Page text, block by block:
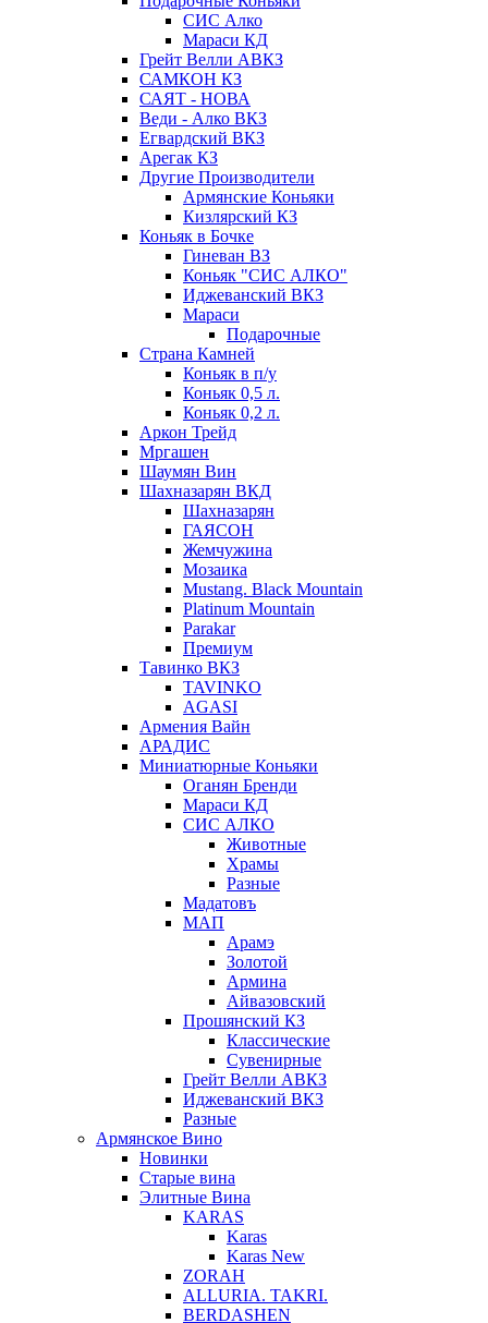
СИС Алко
Мараси КД
Грейт Велли АВКЗ
САМКОН КЗ
САЯТ - НОВА
Веди - Алко ВКЗ
Егвардский ВКЗ
Арегак КЗ
Другие Производители
Армянские Коньяки
Кизлярский КЗ
Коньяк в Бочке
Гиневан ВЗ
Коньяк "СИС АЛКО"
Иджеванский ВКЗ
Мараси
Подарочные
Страна Камней
Коньяк в п/у
Коньяк 0,5 л.
Коньяк 0,2 л.
Аркон Трейд
Мргашен
Шаумян Вин
Шахназарян ВКД
Шахназарян
ГАЯСОН
Жемчужина
Мозаика
Mustang. Black Mountain
Platinum Mountain
Parakar
Премиум
Тавинко ВКЗ
TAVINKO
AGASI
Армения Вайн
АРАДИС
Миниатюрные Коньяки
Оганян Бренди
Мараси КД
СИС АЛКО
Животные
Храмы
Разные
Мадатовъ
МАП
Арамэ
Золотой
Армина
Айвазовский
Прошянский КЗ
Классические
Сувенирные
Грейт Велли АВКЗ
Иджеванский ВКЗ
Разные
Армянское Вино
Новинки
Старые вина
Элитные Вина
KARAS
Karas
Karas New
ZORAH
ALLURIA. TAKRI.
BERDASHEN